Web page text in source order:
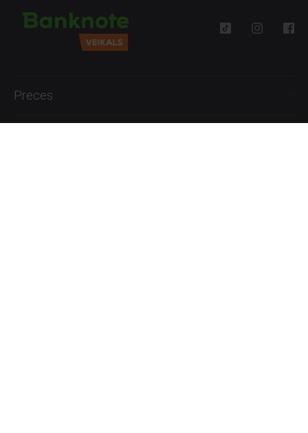
Preces